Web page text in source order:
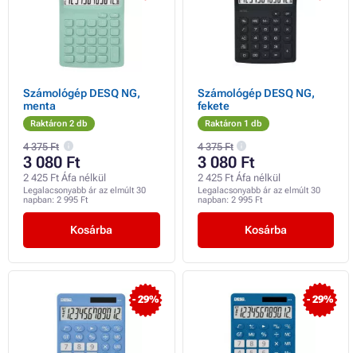
Számológép DESQ NG,
menta
Raktáron 2 db
4 375 Ft
3 080 Ft
2 425 Ft Áfa nélkül
Legalacsonyabb ár az elmúlt 30
napban: 2 995 Ft
Kosárba
Számológép DESQ NG,
fekete
Raktáron 1 db
4 375 Ft
3 080 Ft
2 425 Ft Áfa nélkül
Legalacsonyabb ár az elmúlt 30
napban: 2 995 Ft
Kosárba
- 29% - 29%